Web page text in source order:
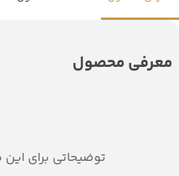
معرفی محصول
توضیحاتی برای